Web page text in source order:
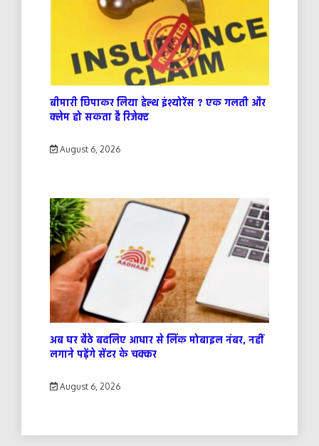
बीमारी छिपाकर लिया हेल्थ इंश्योरेंस ? एक गलती और
क्लेम हो सकता है रिजेक्ट
August 6, 2026
अब घर बैठे बदलिए आधार से लिंक मोबाइल नंबर, नहीं
लगाने पड़ेंगे सेंटर के चक्कर
August 6, 2026